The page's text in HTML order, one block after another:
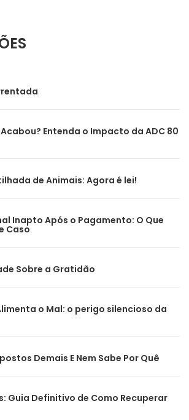
Entenda o Impacto da ADC 80
de Animais: Agora é lei!
Inapto Após o Pagamento: O Que
Caso
Sobre a Gratidão
o Mal: o perigo silencioso da
Demais E Nem Sabe Por Quê
Guia Definitivo de Como Recuperar